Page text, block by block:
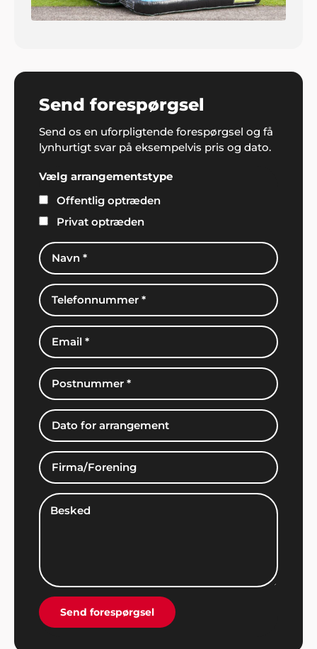
Send forespørgsel
Send os en uforpligtende forespørgsel og få
lynhurtigt svar på eksempelvis pris og dato.
Vælg arrangementstype
Offentlig optræden
Privat optræden
Send forespørgsel
Kim Thorsted, Sæby
"Super arrangement. Vi fik god betjening hos
Showbizz Danmark".
Familien Nyberg
musik og underholdning gennem Showbizz
Danmark. Det hele gik bare fantastisk og vi skulle
ikke bekymre os om noget som helst, bookeren
klarede det hele. Stor ros og stor tak herfra".